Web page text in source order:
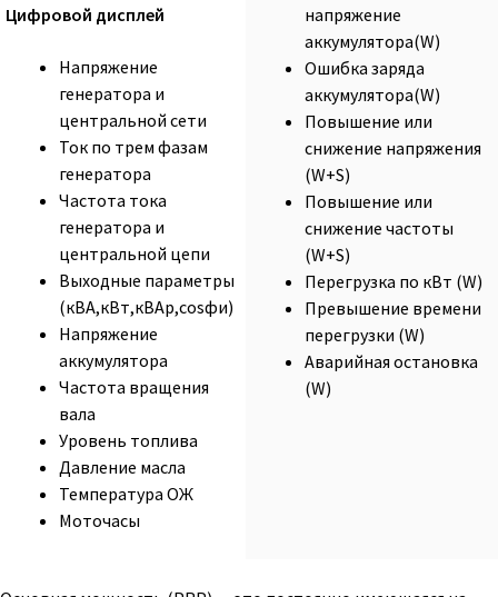
напряжение
аккумулятора(W)
Ошибка заряда
аккумулятора(W)
Повышение или
снижение напряжения
(W+S)
Повышение или
снижение частоты
(W+S)
Перегрузка по кВт (W)
Превышение времени
перегрузки (W)
Аварийная остановка
(W)
Цифровой дисплей
Напряжение
генератора и
центральной сети
Ток по трем фазам
генератора
Частота тока
генератора и
центральной цепи
Выходные параметры
(кВА,кВт,кВАр,cosфи)
Напряжение
аккумулятора
Частота вращения
вала
Уровень топлива
Давление масла
Температура ОЖ
Моточасы